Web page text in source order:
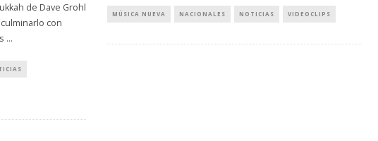
de Dave Grohl
con
...
MÚSICA NUEVA NACIONALES NOTICIAS VIDEOCLIPS